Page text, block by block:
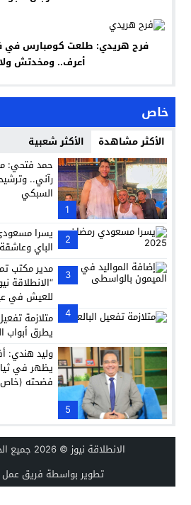
فرح هريدي: طلعت كومبارس في
أعرف.. ومخدتش
خاص
الأكثر مشاهدة الأكثر شعبية
1
حمد فتحي:
رآني..
السبكي
2
يسرا
الباي
3
مدير مكتب
للعيش في
إضافات
التموين
4
متلازمة
يطرق أبواب
5
وليد هندي:
يظهر في
فضحته
الانطلاقة نيوز© 2026 جميع الحقوق محفوظة.
تطوير بواسطة فريق عمل